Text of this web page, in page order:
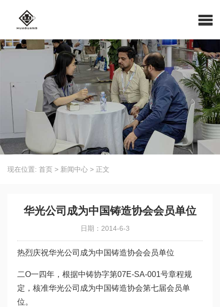
现在位置: 首页 > 新闻中心 > 正文
华光公司成为中国铸造协会会员单位
日期：2014-6-3
热烈庆祝华光公司成为中国铸造协会会员单位
二O一四年，根据中铸协字第07E-SA-001号章程规
定，核准华光公司成为中国铸造协会第七届会员单
位。